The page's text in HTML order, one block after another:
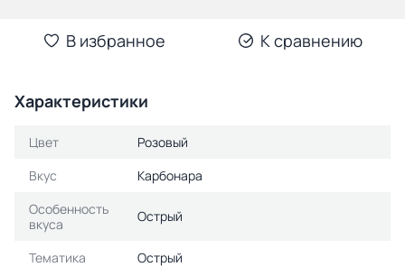
В избранное К сравнению
Характеристики
Цвет
Розовый
Вкус
Карбонара
Особенность
вкуса
Острый
Тематика
Острый